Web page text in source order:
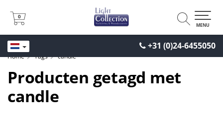
+31 (0)24-6455050
0
0
MENU
Home Tags candle
Producten getagd met
candle